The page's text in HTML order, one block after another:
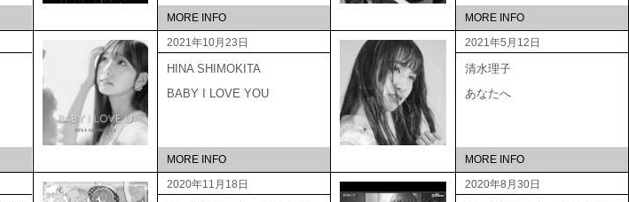
MORE INFO
MORE INFO
2021年10月23日
HINA SHIMOKITA
BABY I LOVE YOU
MORE INFO
2021年5月12日
清水理子
あなたへ
MORE INFO
2020年11月18日 2020年8月30日